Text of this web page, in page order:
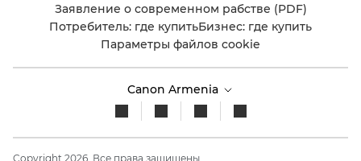
Заявление о современном рабстве (PDF)
Потребитель: где купитьБизнес: где купить
Параметры файлов cookie
Canon Armenia
Copyright 2026. Все права защищены.